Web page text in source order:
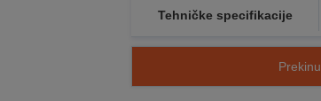
Tehničke specifikacije